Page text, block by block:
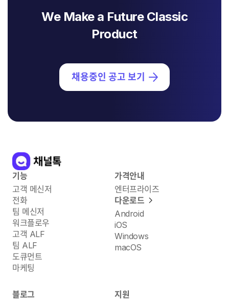
We Make a Future Classic
Product
채용중인 공고 보기
기능
고객 메신저
전화
팀 메신저
워크플로우
고객 ALF
팀 ALF
도큐먼트
마케팅
가격안내
엔터프라이즈
다운로드
Android
iOS
Windows
macOS
블로그
지원